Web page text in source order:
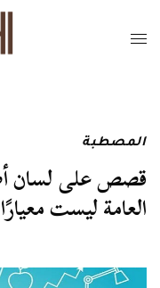
المصطبة
قصص على لسان
العامة ليست